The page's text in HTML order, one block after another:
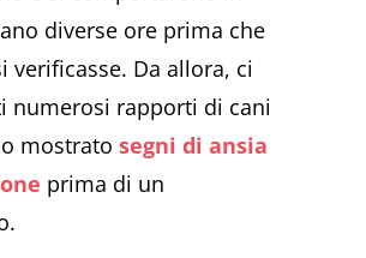
diverse ore prima che
verificasse. Da allora, ci
numerosi rapporti di cani
mostratosegni di ansia
prima di un